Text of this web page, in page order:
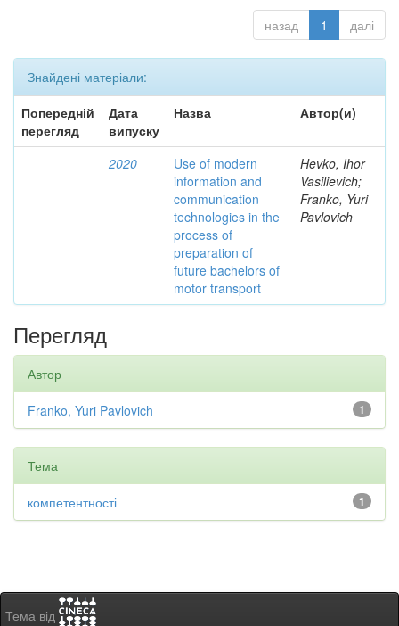
назад 1 далі
Знайдені матеріали:
Попередній
перегляд
Дата
випуску
Назва Автор(и)
2020
Use of modern
information and
communication
technologies in the
process of
preparation of
future bachelors of
motor transport
Hevko, Ihor
Vasilievich;
Franko, Yuri
Pavlovich
Перегляд
Автор
1
Franko, Yuri Pavlovich
Тема
1
компетентності
Тема від